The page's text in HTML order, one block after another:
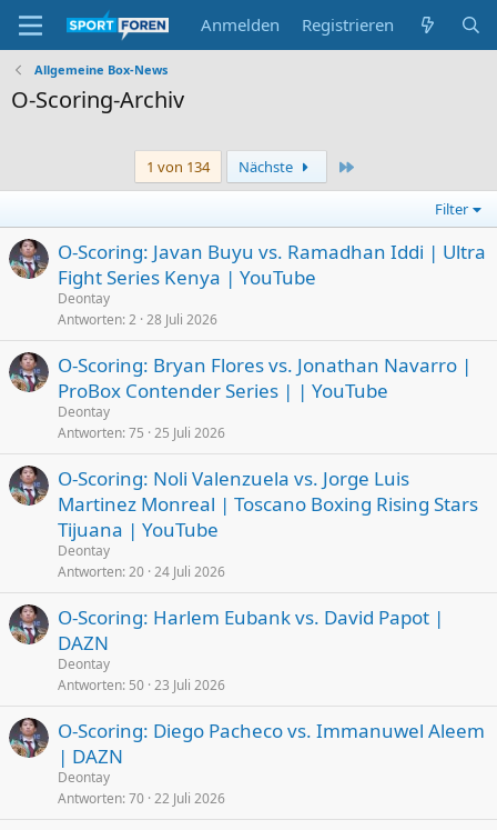
Anmelden Registrieren
Allgemeine Box-News
O-Scoring-Archiv
1 von 134 Nächste
Filter
O-Scoring: Javan Buyu vs. Ramadhan Iddi | Ultra
Fight Series Kenya | YouTube
Deontay
Antworten 2 28 Juli 2026
O-Scoring: Bryan Flores vs. Jonathan Navarro |
ProBox Contender Series | | YouTube
Deontay
Antworten 75 25 Juli 2026
O-Scoring: Noli Valenzuela vs. Jorge Luis
Martinez Monreal | Toscano Boxing Rising Stars
Tijuana | YouTube
Deontay
Antworten 20 24 Juli 2026
O-Scoring: Harlem Eubank vs. David Papot |
DAZN
Deontay
Antworten 50 23 Juli 2026
O-Scoring: Diego Pacheco vs. Immanuwel Aleem
| DAZN
Deontay
Antworten 70 22 Juli 2026